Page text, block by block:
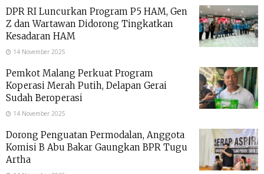
DPR RI Luncurkan Program P5 HAM, Gen
Z dan Wartawan Didorong Tingkatkan
Kesadaran HAM
14 November 2025
Pemkot Malang Perkuat Program
Koperasi Merah Putih, Delapan Gerai
Sudah Beroperasi
14 November 2025
Dorong Penguatan Permodalan, Anggota
Komisi B Abu Bakar Gaungkan BPR Tugu
Artha